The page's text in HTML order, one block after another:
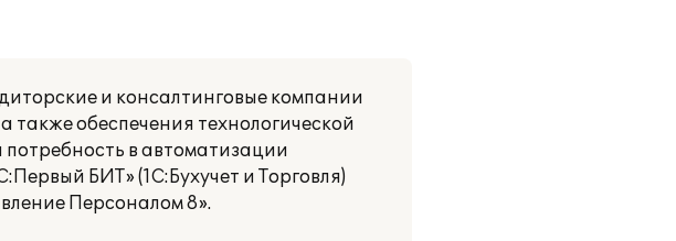
и консалтинговые компании
обеспечения технологической
в автоматизации
БИТ» (1С:Бухучет и Торговля)
Персоналом 8».